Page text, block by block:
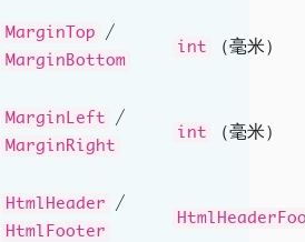
MarginTop /
MarginBottom
int （毫米）
MarginLeft /
MarginRight
int （毫米）
HtmlHeader /
HtmlFooter